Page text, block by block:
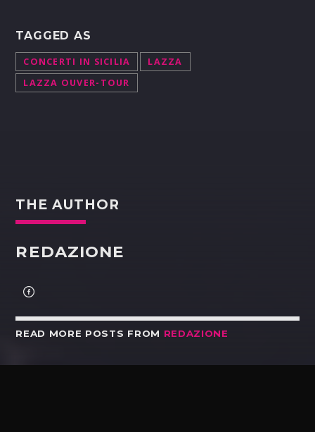
TAGGED AS
CONCERTI IN SICILIA
LAZZA
LAZZA OUVER-TOUR
THE AUTHOR
REDAZIONE
READ MORE POSTS FROM REDAZIONE